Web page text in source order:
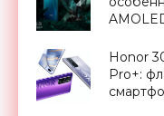
зумом -
Honor
Pro+: